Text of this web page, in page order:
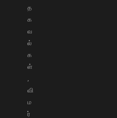
த
க
வ
ல்
க
ள்
,
வி
ம
ர்